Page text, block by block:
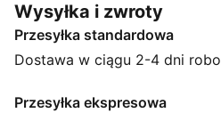
kroku, sprawiając, że możesz
i wygodnie.
CECHY + KORZYŚCI
produkcję poprzez Leather
Wysyłka i zwroty
Przesyłka standardowa
Dostawa w ciągu 2-4 dni
Przesyłka ekspresowa